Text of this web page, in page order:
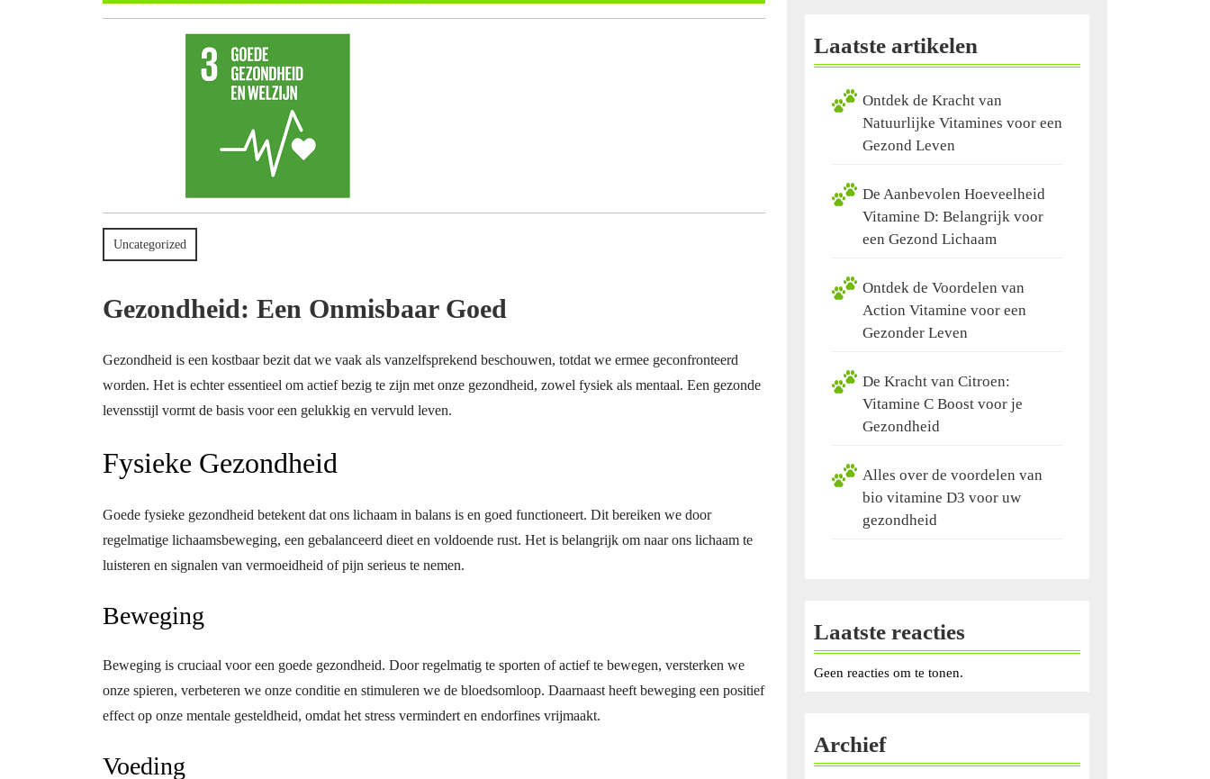
Uncategorized
Gezondheid: Een Onmisbaar Goed
Gezondheid is een kostbaar bezit dat we vaak als vanzelfsprekend beschouwen, totdat we ermee geconfronteerd
worden. Het is echter essentieel om actief bezig te zijn met onze gezondheid, zowel fysiek als mentaal. Een gezonde
levensstijl vormt de basis voor een gelukkig en vervuld leven.
Fysieke Gezondheid
Goede fysieke gezondheid betekent dat ons lichaam in balans is en goed functioneert. Dit bereiken we door
regelmatige lichaamsbeweging, een gebalanceerd dieet en voldoende rust. Het is belangrijk om naar ons lichaam te
luisteren en signalen van vermoeidheid of pijn serieus te nemen.
Beweging
Beweging is cruciaal voor een goede gezondheid. Door regelmatig te sporten of actief te bewegen, versterken we
onze spieren, verbeteren we onze conditie en stimuleren we de bloedsomloop. Daarnaast heeft beweging een positief
effect op onze mentale gesteldheid, omdat het stress vermindert en endorfines vrijmaakt.
Voeding
Laatste artikelen
Ontdek de Kracht van
Natuurlijke Vitamines voor een
Gezond Leven
De Aanbevolen Hoeveelheid
Vitamine D: Belangrijk voor
een Gezond Lichaam
Ontdek de Voordelen van
Action Vitamine voor een
Gezonder Leven
De Kracht van Citroen:
Vitamine C Boost voor je
Gezondheid
Alles over de voordelen van
bio vitamine D3 voor uw
gezondheid
Laatste reacties
Geen reacties om te tonen.
Archief